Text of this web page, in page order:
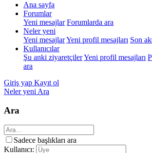
Ana sayfa
Forumlar
Yeni mesajlar Forumlarda ara
Neler yeni
Yeni mesajlarYeni profil mesajları Son
Kullanıcılar
Şu anki ziyaretçilerYeni profil mesajları
ara
Giriş yap Kayıt ol
Neler yeni Ara
Ara
Sadece başlıkları ara
Kullanıcı: